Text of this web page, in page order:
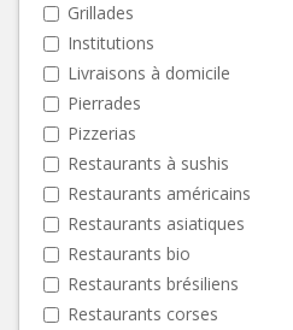
Grillades
Institutions
Livraisons à domicile
Pierrades
Pizzerias
Restaurants à sushis
Restaurants américains
Restaurants asiatiques
Restaurants bio
Restaurants brésiliens
Restaurants corses